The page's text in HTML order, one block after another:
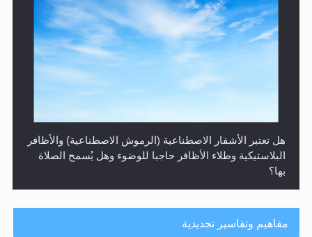
هل يُحسب حول الزكاة وفق السنة الميلادية أو الهجرية؟
مفاهيم وتفاسير تجديدية